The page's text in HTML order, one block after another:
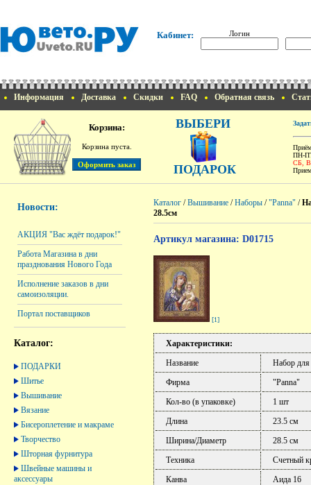
Кабинет: Логин
Информация Доставка Скидки FAQ Обратная связь
Корзина:
Корзина пуста.
ВЫБЕРИ
ПОДАРОК
ПН-
СБ,
Новости:
АКЦИЯ "Вас ждёт подарок!"
Работа Магазина в дни
празднования Нового Года
Исполнение заказов в дни
самоизоляции.
Портал поставщиков
Каталог:
ПОДАРКИ
Шитье
Вышивание
Вязание
Бисероплетение и макраме
Творчество
Шторная фурнитура
Швейные машины и
аксессуары
Каталог /Вышивание /Наборы /"Panna" /
28.5см
Артикул магазина: D01715
[1]
Характеристики:
Название
Набор
Фирма
"Panna"
Кол-во (в упаковке)
1 шт
Длина
23.5 см
Ширина/Диаметр
28.5 см
Техника
Счетный
Канва
Аида 16